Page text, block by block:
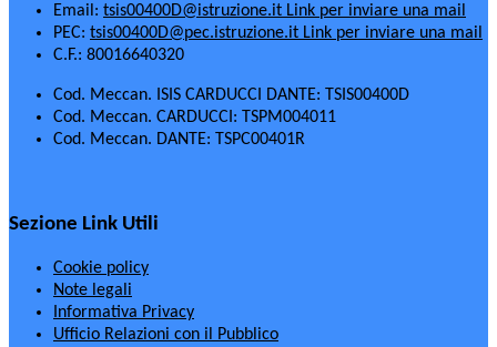
Email: tsis00400D@istruzione.it Link per inviare una mail
PEC: tsis00400D@pec.istruzione.it Link per inviare una mail
C.F.: 80016640320
Cod. Meccan. ISIS CARDUCCI DANTE: TSIS00400D
Cod. Meccan. CARDUCCI: TSPM004011
Cod. Meccan. DANTE: TSPC00401R
Sezione Link Utili
Cookie policy
Note legali
Informativa Privacy
Ufficio Relazioni con il Pubblico